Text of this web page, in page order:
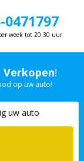
0471797
week tot 20:30 uur
!
op uw auto!
uw auto